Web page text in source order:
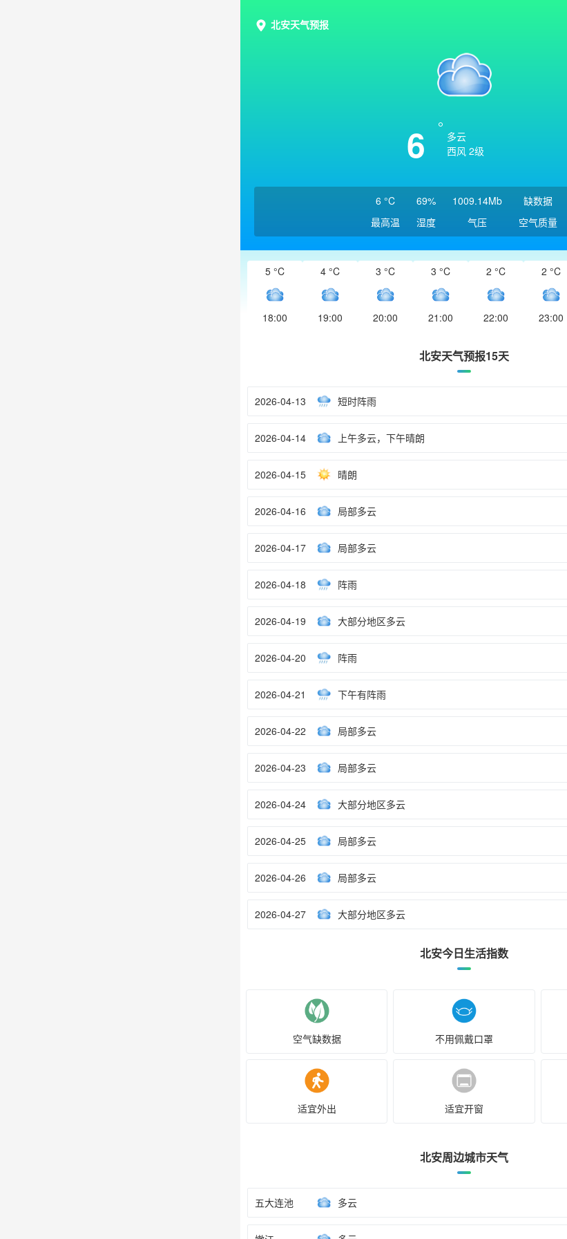
北安天气预报
6
多云
西风 2级
6 °C
最高温
69%
湿度
1009.14Mb
气压
缺数据
空气质量
5 °C
18:00
4 °C
19:00
3 °C
20:00
3 °C
21:00
2 °C
22:00
2 °C
23:00
北安天气预报15天
2026-04-13 短时阵雨
2026-04-14 上午多云，下午晴朗
2026-04-15 晴朗
2026-04-16 局部多云
2026-04-17 局部多云
2026-04-18 阵雨
2026-04-19 大部分地区多云
2026-04-20 阵雨
2026-04-21 下午有阵雨
2026-04-22 局部多云
2026-04-23 局部多云
2026-04-24 大部分地区多云
2026-04-25 局部多云
2026-04-26 局部多云
2026-04-27 大部分地区多云
北安今日生活指数
空气缺数据 不用佩戴口罩
适宜外出 适宜开窗
北安周边城市天气
五大连池 多云